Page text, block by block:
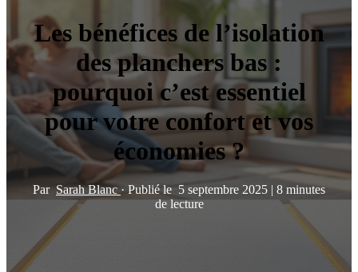
Les bénéfices de l’isolation
des planchers bas :
pourquoi c’est essentiel
pour votre confort et vos
économies ?
ParSarah Blanc · Publié le 5 septembre 2025 | 8 minutes
de lecture